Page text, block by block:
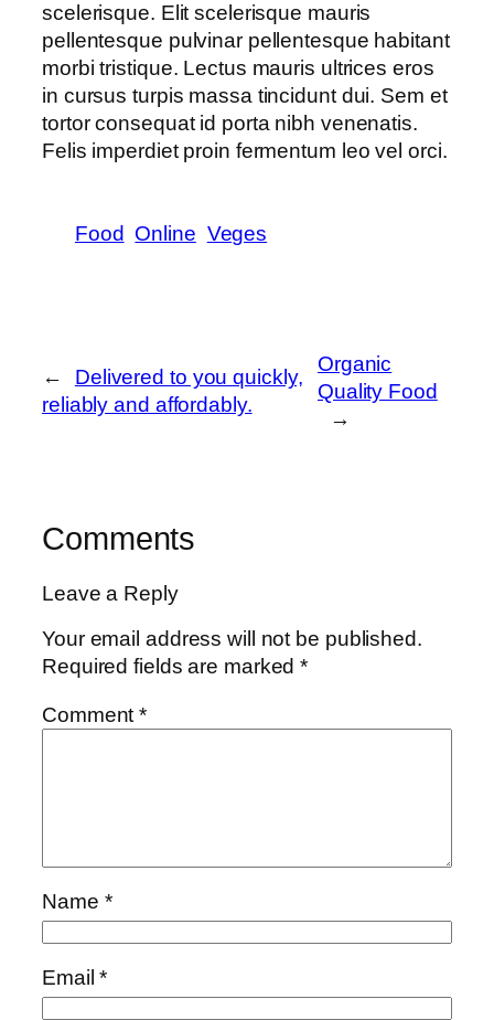
scelerisque. Elit scelerisque mauris
pellentesque pulvinar pellentesque habitant
morbi tristique. Lectus mauris ultrices eros
in cursus turpis massa tincidunt dui. Sem et
tortor consequat id porta nibh venenatis.
Felis imperdiet proin fermentum leo vel orci.
Food Online Veges
←
Delivered to you quickly,
reliably and affordably.
Organic
Quality Food
→
Comments
Leave a Reply
Your email address will not be published.
Required fields are marked*
Comment*
Name *
Email*